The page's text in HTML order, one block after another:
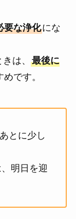
要な浄化にな
は、 最後に
です。
とに少し
明日を迎